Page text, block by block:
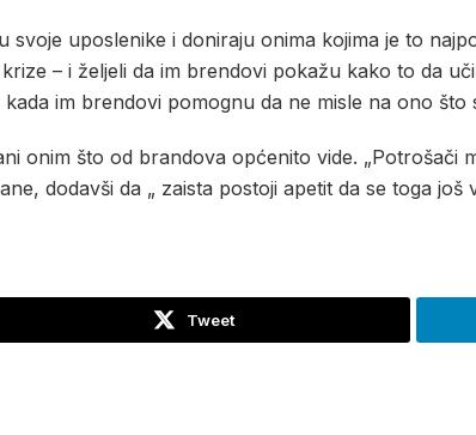
svoje uposlenike i doniraju onima kojima je to
– i željeli da im brendovi pokažu kako to da
im brendovi pomognu da ne misle na ono što
onim što od brandova općenito vide. „Potrošači
dodavši da „ zaista postoji apetit da se toga još
Tweet